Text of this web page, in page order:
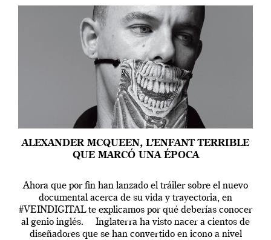
ALEXANDER MCQUEEN, L’ENFANT TERRIBLE
QUE MARCÓ UNA ÉPOCA
Ahora que por fin han lanzado el tráiler sobre el nuevo
documental acerca de su vida y trayectoria, en
#VEINDIGITAL te explicamos por qué deberías conocer
al genio inglés. Inglaterra ha visto nacer a cientos de
diseñadores que se han convertido en icono a nivel